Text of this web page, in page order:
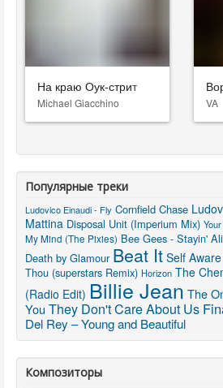
На краю Оук-стрит
Michael Giacchino VA
Популярные треки
Ludovico Einaudi - Fly Cornfield Chase
Mattina Disposal Unit (Imperium Mix)
My Mind (The Pixies) Bee Gees - Stayin'
Death by Glamour Beat It Self Aware
Thou (superstars Remix) Horizon The
(Radio Edit) Billie Jean The
You They Don't Care About Us
Del Rey – Young and Beautiful
Композиторы